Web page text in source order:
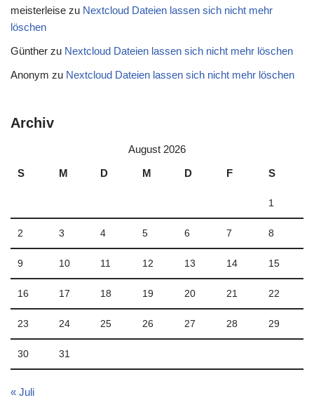
meisterleise zu Nextcloud Dateien lassen sich nicht mehr
löschen
Günther zu Nextcloud Dateien lassen sich nicht mehr löschen
Anonym zu Nextcloud Dateien lassen sich nicht mehr löschen
Archiv
August 2026
S
M D M D F S
1
2 3 4 5 6 7 8
9 10 11 12 13 14 15
16 17 18 19 20 21 22
23 24 25 26 27 28 29
30 31
« Juli